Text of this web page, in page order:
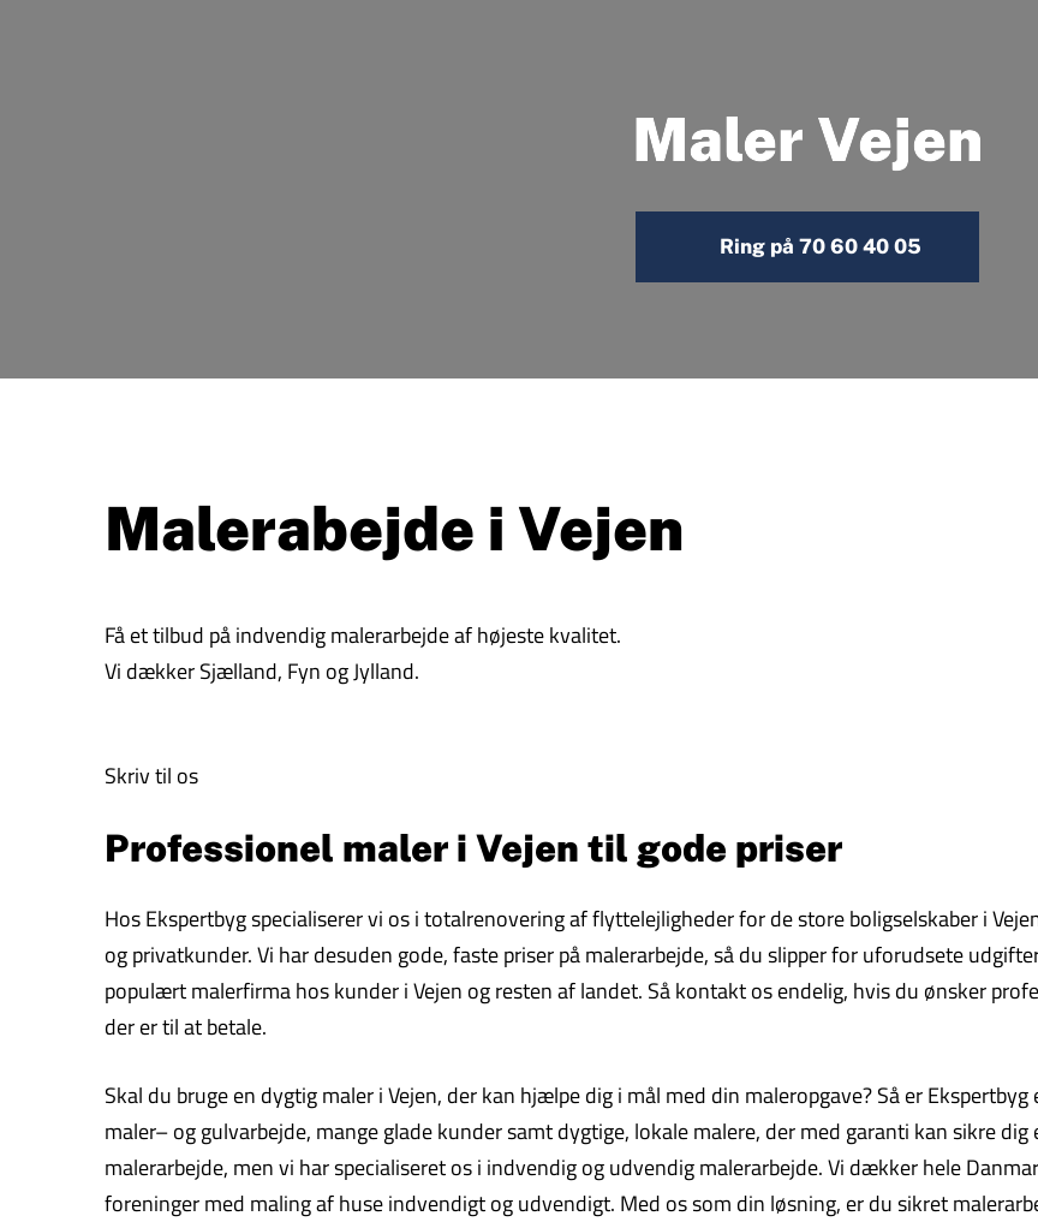
Maler Vejen
Ring på 70 60 40 05
Malerabejde i Vejen
Få et tilbud på indvendig malerarbejde af højeste kvalitet.
Vi dækker Sjælland, Fyn og Jylland.
Skriv til os
Professionel maler i Vejen til gode priser
Hos Ekspertbyg specialiserer vi os i totalrenovering af flyttelejligheder for de store boligselskaber i
og privatkunder. Vi har desuden gode, faste priser på malerarbejde, så du slipper for uforudsete
populært malerfirma hos kunder i Vejen og resten af landet. Så kontakt os endelig, hvis du ønsker
der er til at betale.
Skal du bruge en dygtig maler i Vejen, der kan hjælpe dig i mål med din maleropgave? Så er
maler– og gulvarbejde, mange glade kunder samt dygtige, lokale malere, der med garanti kan sikre
malerarbejde, men vi har specialiseret os i indvendig og udvendig malerarbejde. Vi dækker hele
foreninger med maling af huse indvendigt og udvendigt. Med os som din løsning, er du sikret